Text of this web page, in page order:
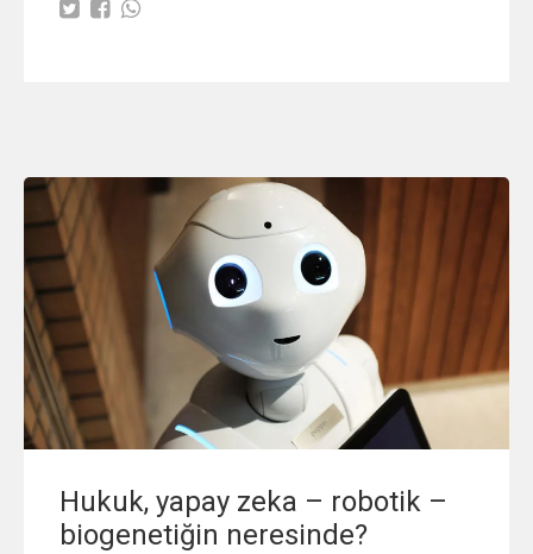
Hukuk, yapay zeka – robotik –
biogenetiğin neresinde?